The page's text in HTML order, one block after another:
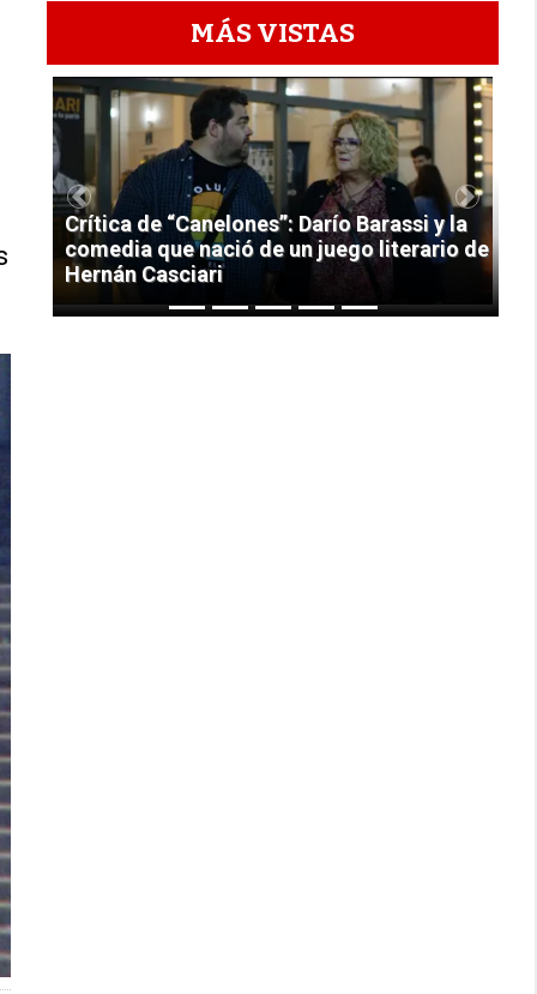
MÁS VISTAS
1
Crítica de “Canelones”: Darío Barassi y la
comedia que nació de un juego literario de
Hernán Casciari
Previous Next